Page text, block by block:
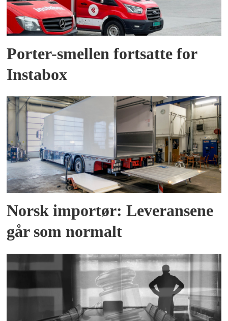
Porter-smellen fortsatte for
Instabox
Norsk importør: Leveransene
går som normalt